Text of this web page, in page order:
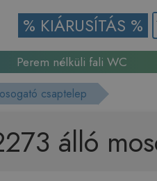
% KIÁRUSÍTÁS %
Perem nélküli fali WC
Gránit
csaptelep
álló